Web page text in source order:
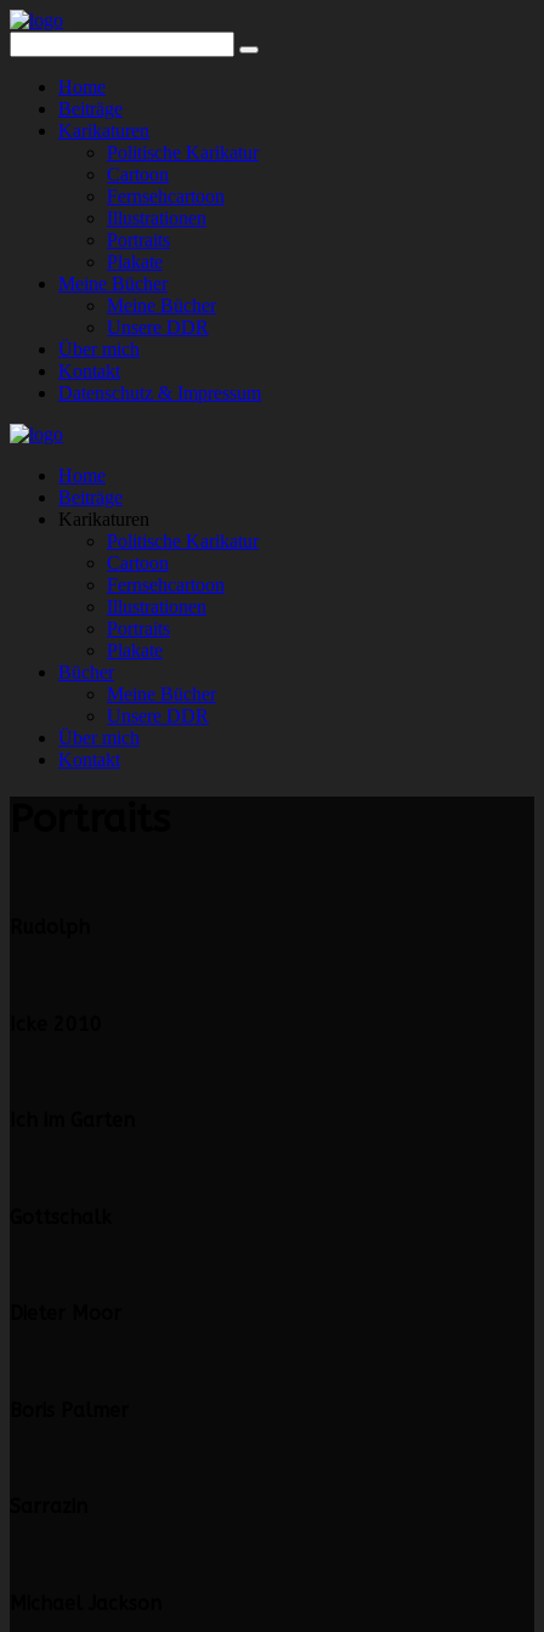
Home
Beiträge
Karikaturen
Politische Karikatur
Cartoon
Fernsehcartoon
Illustrationen
Portraits
Plakate
Meine Bücher
Meine Bücher
Unsere DDR
Über mich
Kontakt
Datenschutz & Impressum
Home
Beiträge
Karikaturen
Politische Karikatur
Cartoon
Fernsehcartoon
Illustrationen
Portraits
Plakate
Bücher
Meine Bücher
Unsere DDR
Über mich
Kontakt